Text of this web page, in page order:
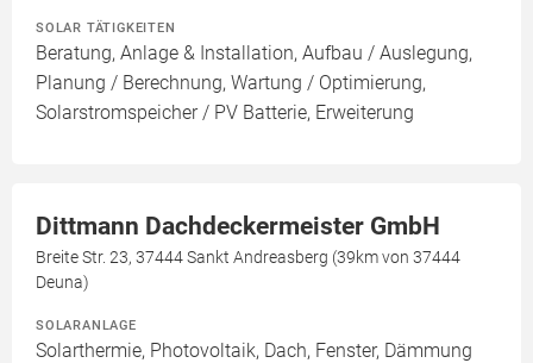
SOLAR TÄTIGKEITEN
Beratung, Anlage & Installation, Aufbau / Auslegung,
Planung / Berechnung, Wartung / Optimierung,
Solarstromspeicher / PV Batterie, Erweiterung
Dittmann Dachdeckermeister GmbH
Breite Str. 23, 37444 Sankt Andreasberg (39km von 37444
Deuna)
SOLARANLAGE
Solarthermie, Photovoltaik, Dach, Fenster, Dämmung